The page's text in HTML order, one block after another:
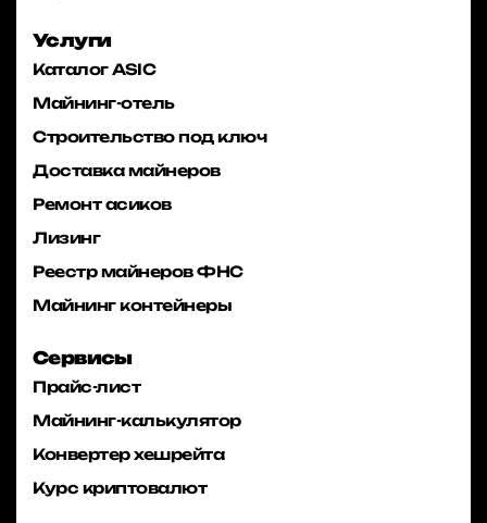
Услуги
Каталог ASIC
Майнинг-отель
Строительство под ключ
Доставка майнеров
Ремонт асиков
Лизинг
Реестр майнеров ФНС
Майнинг контейнеры
Сервисы
Прайс-лист
Майнинг-калькулятор
Конвертер хешрейта
Курс криптовалют